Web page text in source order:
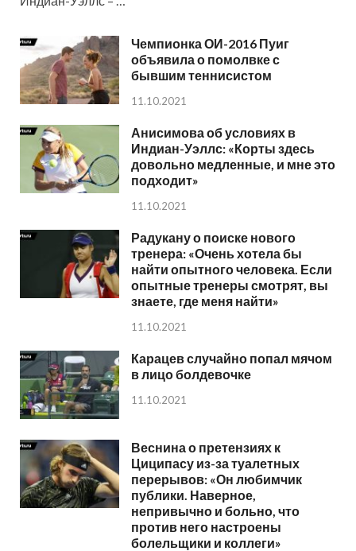
Чемпионка ОИ-2016 Пуиг
объявила о помолвке с
бывшим теннисистом
11.10.2021
Анисимова об условиях в
Индиан-Уэллс: «Корты здесь
довольно медленные, и мне это
подходит»
11.10.2021
Радукану о поиске нового
тренера: «Очень хотела бы
найти опытного человека. Если
опытные тренеры смотрят, вы
знаете, где меня найти»
11.10.2021
Карацев случайно попал мячом
в лицо болдевочке
11.10.2021
Веснина о претензиях к
Циципасу из-за туалетных
перерывов: «Он любимчик
публики. Наверное,
непривычно и больно, что
против него настроены
болельщики и коллеги»